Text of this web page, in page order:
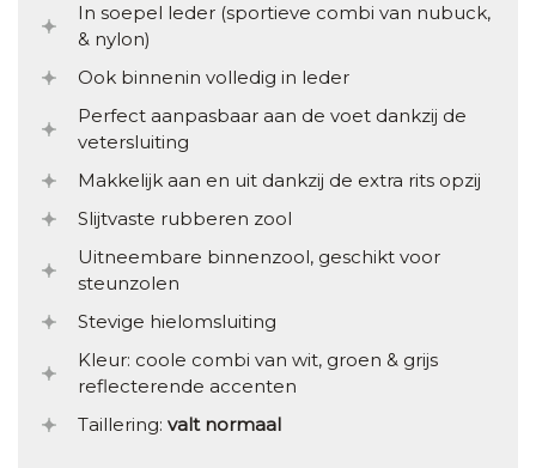
In soepel leder (sportieve combi van nubuck,
& nylon)
Ook binnenin volledig in leder
Perfect aanpasbaar aan de voet dankzij de
vetersluiting
Makkelijk aan en uit dankzij de extra rits opzij
Slijtvaste rubberen zool
Uitneembare binnenzool, geschikt voor
steunzolen
Stevige hielomsluiting
Kleur: coole combi van wit, groen & grijs
reflecterende accenten
Taillering: valt normaal